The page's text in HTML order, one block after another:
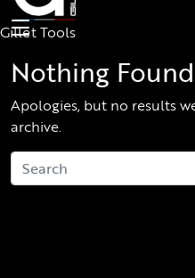
Skip to main content
Gillet Tools
Nothing Found
Apologies, but no results
archive.